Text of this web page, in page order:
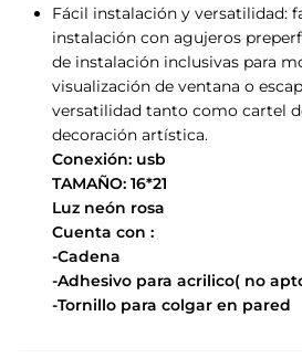
Fácil instalación y versatilidad:
instalación con agujeros
de instalación inclusivas para
visualización de ventana o
versatilidad tanto como cartel
decoración artística.
Conexión: usb
TAMAÑO: 16*21
Luz neón rosa
Cuenta con :
-Cadena
-Adhesivo para acrilico( no
-Tornillo para colgar en pared